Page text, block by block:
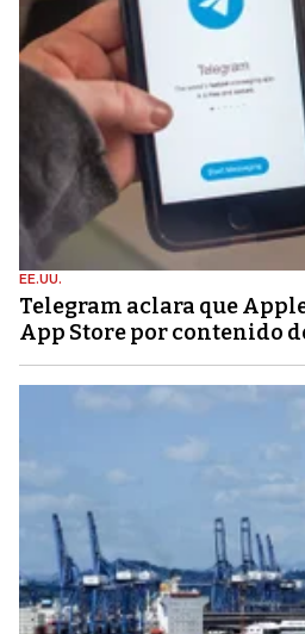
EE.UU.
Telegram aclara que
App Store por contenido